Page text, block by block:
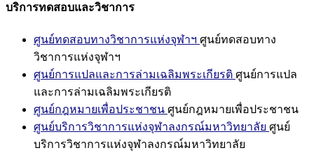
บริการทดสอบและวิชาการ
ศูนย์ทดสอบทางวิชาการแห่งจุฬาฯ ศูนย์ทดสอบทาง
วิชาการแห่งจุฬาฯ
ศูนย์การแปลและการล่ามเฉลิมพระเกียรติ ศูนย์การแปล
และการล่ามเฉลิมพระเกียรติ
ศูนย์กฎหมายเพื่อประชาชน ศูนย์กฎหมายเพื่อประชาชน
ศูนย์บริการวิชาการแห่งจุฬาลงกรณ์มหาวิทยาลัย ศูนย์
บริการวิชาการแห่งจุฬาลงกรณ์มหาวิทยาลัย